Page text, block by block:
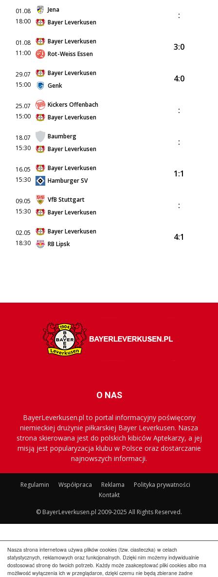
Nasza strona internetowa używa plików cookies (tzw. ciasteczka) w celach
statystycznych, reklamowych oraz funkcjonalnych. Dzięki nim możemy indywidualnie
dostosować stronę do twoich potrzeb. Każdy może zaakceptować pliki cookies albo ma
możliwość wyłączenia ich w przeglądarce, dzięki czemu nie będą zbierane żadne
01.08
18:00
Jena
Bayer Leverkusen
:
01.08
11:00
Bayer Leverkusen
Rot-Weiss Essen
3:0
29.07
15:00
Bayer Leverkusen
Genk
4:0
25.07
15:00
Kickers Offenbach
Bayer Leverkusen
:
18.07
15:30
Baumberg
Bayer Leverkusen
:
16.05
15:30
Bayer Leverkusen
Hamburger SV
1:1
09.05
15:30
VfB Stuttgart
Bayer Leverkusen
:
02.05
18:30
Bayer Leverkusen
RB Lipsk
4:1
O NAS
BayerLeverkusen.pl to portal informacyjny poświęcony
niemieckiej drużynie piłkarskiej Bayer Leverkusen. Nasza
strona skierowana jest do polskich kibiców Aptekarzy, a jej
misją jest popularyzacja klubu w Polsce oraz dostarczanie
najnowszych informacji.
Regulamin Współpraca Reklama
Polityka prywatności
Kontakt
© BayerLeverkusen.pl 2009-2025 All Rights Reserved.